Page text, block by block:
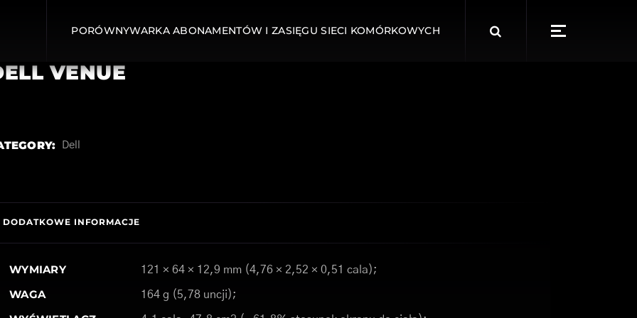
PORÓWNYWARKA ABONAMENTÓW I ZASIĘGU SIECI KOMÓRKOWYCH
for:
VENUE
Dell
DODATKOWE INFORMACJE
WYMIARY 121 × 64 × 12,9 mm (4,76 × 2,52 × 0,51 cala);
WAGA 164 g (5,78 uncji);